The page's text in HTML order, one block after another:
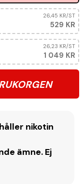
529 KR
26,45 KR/ST
1 049 KR
26,23 KR/ST
nikotin
ämne. Ej